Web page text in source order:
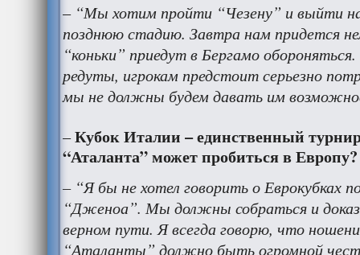
–“Мы хотим пройти “Чезену” и выйти
позднюю стадию. Завтра нам придется
“коньки” приедут в Бергамо
редуты, игрокам предстоит серьезно
мы не должны будем давать им
–Кубок Италии – единственный
“Аталанта” может пробиться в Европу?
– “Я бы не хотел говорить о Еврокубках
“Дженоа”. Мы должны собраться и
верном пути. Я всегда говорю, что
“Аталанты” должно быть огромной